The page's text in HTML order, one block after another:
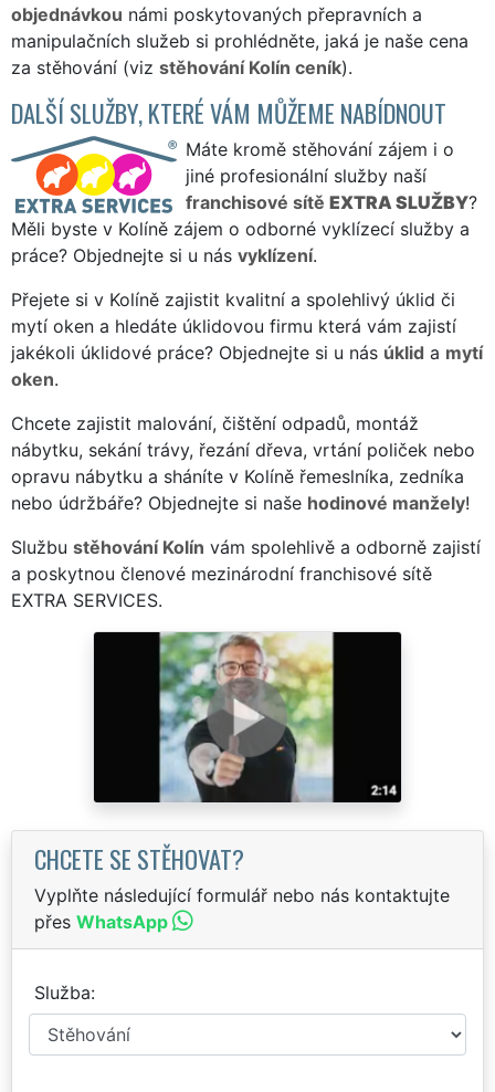
objednávkou námi poskytovaných přepravních a
manipulačních služeb si prohlédněte, jaká je naše cena
za stěhování (viz stěhování Kolín ceník).
DALŠÍ SLUŽBY, KTERÉ VÁM MŮŽEME NABÍDNOUT
Máte kromě stěhování zájem i o
jiné profesionální služby naší
franchisové sítě EXTRA SLUŽBY?
Měli byste v Kolíně zájem o odborné vyklízecí služby a
práce? Objednejte si u nás vyklízení.
Přejete si v Kolíně zajistit kvalitní a spolehlivý úklid či
mytí oken a hledáte úklidovou firmu která vám zajistí
jakékoli úklidové práce? Objednejte si u nás úklid a mytí
oken.
Chcete zajistit malování, čištění odpadů, montáž
nábytku, sekání trávy, řezání dřeva, vrtání poliček nebo
opravu nábytku a sháníte v Kolíně řemeslníka, zedníka
nebo údržbáře? Objednejte si naše hodinové manžely!
Službu stěhování Kolín vám spolehlivě a odborně zajistí
a poskytnou členové mezinárodní franchisové sítě
EXTRA SERVICES.
CHCETE SE STĚHOVAT?
Vyplňte následující formulář nebo nás kontaktujte
přes WhatsApp
Služba